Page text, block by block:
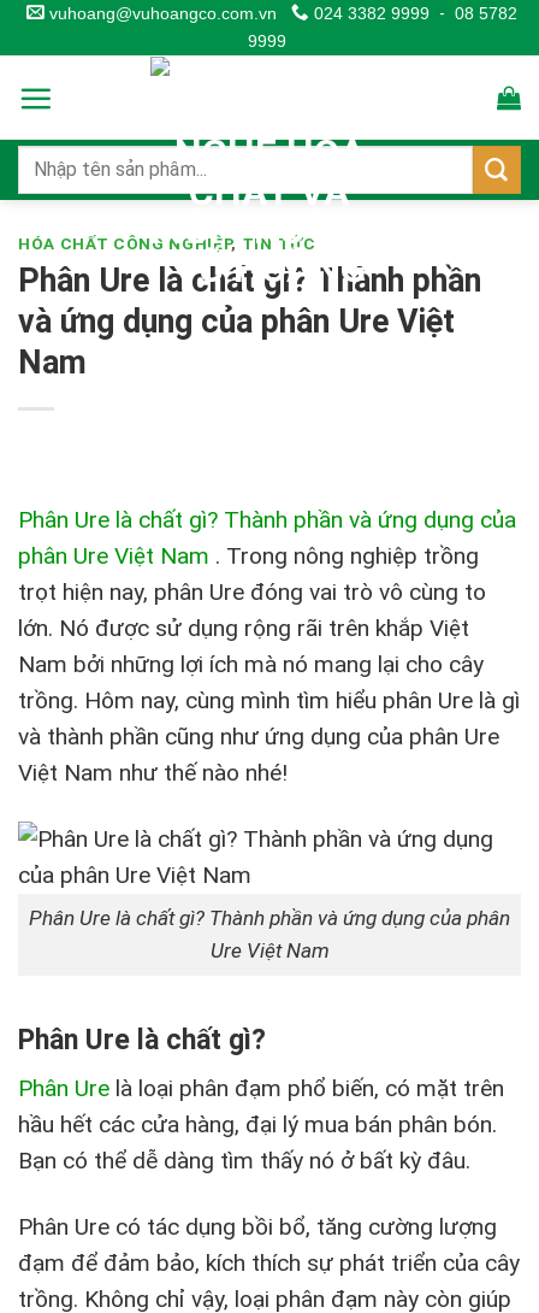
Skip
to
content
vuhoang@vuhoangco.com.vn 024 3382 9999 - 08 5782
9999
HÓA CHẤT CÔNG NGHIỆP, TIN TỨC
Phân Ure là chất gì? Thành phần
và ứng dụng của phân Ure Việt
Nam
Phân Ure là chất gì? Thành phần và ứng dụng của
phân Ure Việt Nam . Trong nông nghiệp trồng
trọt hiện nay, phân Ure đóng vai trò vô cùng to
lớn. Nó được sử dụng rộng rãi trên khắp Việt
Nam bởi những lợi ích mà nó mang lại cho cây
trồng. Hôm nay, cùng mình tìm hiểu phân Ure là gì
và thành phần cũng như ứng dụng của phân Ure
Việt Nam như thế nào nhé!
Phân Ure là chất gì? Thành phần và ứng dụng của phân
Ure Việt Nam
Phân Ure là chất gì?
Phân Ure là loại phân đạm phổ biến, có mặt trên
hầu hết các cửa hàng, đại lý mua bán phân bón.
Bạn có thể dễ dàng tìm thấy nó ở bất kỳ đâu.
Phân Ure có tác dụng bồi bổ, tăng cường lượng
đạm để đảm bảo, kích thích sự phát triển của cây
trồng. Không chỉ vậy, loại phân đạm này còn giúp